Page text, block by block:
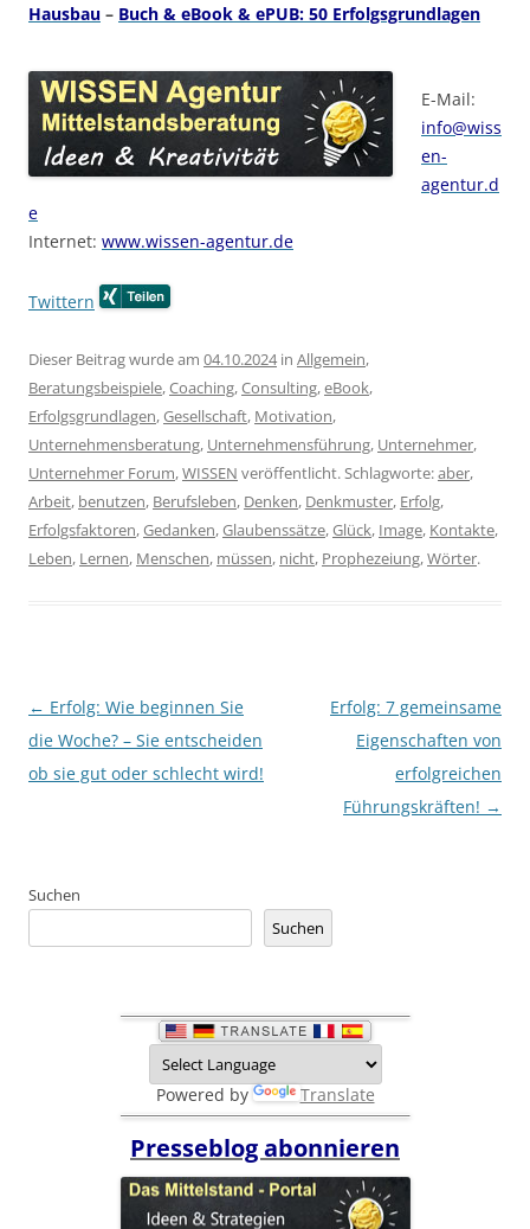
Hausbau – Buch & eBook & ePUB: 50 Erfolgsgrundlagen
E-Mail:
info@wiss
en-
agentur.d
e
Internet: www.wissen-agentur.de
Twittern
Dieser Beitrag wurde am 04.10.2024in Allgemein,
Beratungsbeispiele,Coaching,Consulting,eBook,
Erfolgsgrundlagen,Gesellschaft, Motivation,
Unternehmensberatung, Unternehmensführung, Unternehmer,
Unternehmer Forum,WISSEN veröffentlicht. Schlagworte:aber,
Arbeit, benutzen, Berufsleben, Denken, Denkmuster, Erfolg,
Erfolgsfaktoren,Gedanken,Glaubenssätze,Glück, Image, Kontakte,
Leben, Lernen, Menschen, müssen, nicht, Prophezeiung,Wörter.
Beitragsnavigation
← Erfolg: Wie beginnen Sie
die Woche? – Sie entscheiden
ob sie gut oder schlecht wird!
Erfolg: 7 gemeinsame
Eigenschaften von
erfolgreichen
Führungskräften! →
Suchen
Suchen
Powered by Translate
Presseblog abonnieren